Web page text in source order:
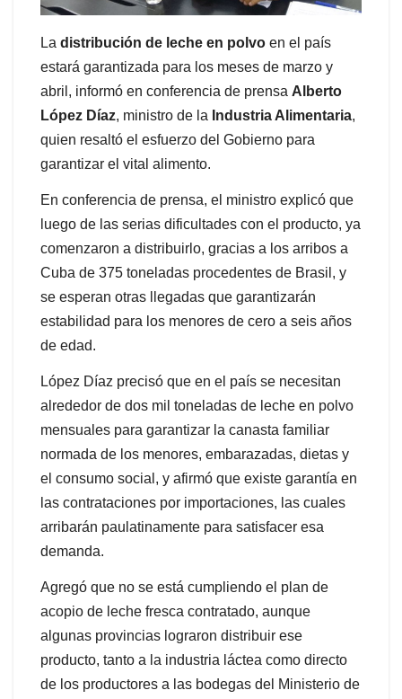
La distribución de leche en polvo en el país
estará garantizada para los meses de marzo y
abril, informó en conferencia de prensa Alberto
López Díaz, ministro de la Industria Alimentaria,
quien resaltó el esfuerzo del Gobierno para
garantizar el vital alimento.
En conferencia de prensa, el ministro explicó que
luego de las serias dificultades con el producto, ya
comenzaron a distribuirlo, gracias a los arribos a
Cuba de 375 toneladas procedentes de Brasil, y
se esperan otras llegadas que garantizarán
estabilidad para los menores de cero a seis años
de edad.
López Díaz precisó que en el país se necesitan
alrededor de dos mil toneladas de leche en polvo
mensuales para garantizar la canasta familiar
normada de los menores, embarazadas, dietas y
el consumo social, y afirmó que existe garantía en
las contrataciones por importaciones, las cuales
arribarán paulatinamente para satisfacer esa
demanda.
Agregó que no se está cumpliendo el plan de
acopio de leche fresca contratado, aunque
algunas provincias lograron distribuir ese
producto, tanto a la industria láctea como directo
de los productores a las bodegas del Ministerio de